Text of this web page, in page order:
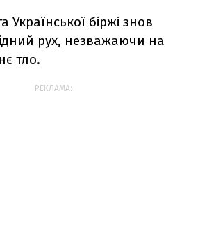
Української біржі знов
рух, незважаючи на
тло.
РЕКЛАМА: